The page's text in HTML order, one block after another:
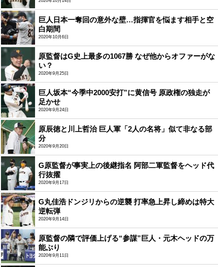
巨人日本一奪回の意外な壁…指揮官を悩ます相手と空
白期間
2020年10月6日
原監督はG史上最多の1067勝 なぜ他からオファーがな
い？
2020年9月25日
巨人坂本“今季中2000安打”に黄信号 原政権の独走が
足かせ
2020年9月24日
原辰徳と川上哲治 巨人軍「2人の名将」似て非なる部
分
2020年9月20日
G原監督が事実上の後継指名 阿部二軍監督をヘッド代
行抜擢
2020年9月17日
G丸佳浩ドンジリからの逆襲 打率急上昇し締めは特大
逆転弾
2020年9月14日
原監督の隣で評価上げる“参謀”巨人・元木ヘッドの万
能ぶり
2020年9月11日